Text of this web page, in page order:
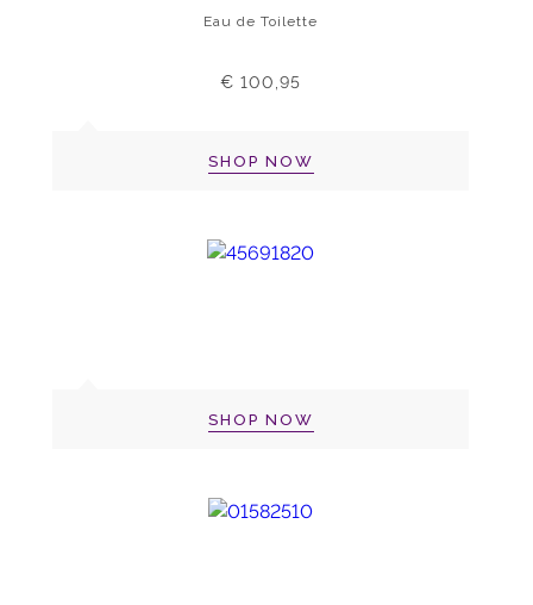
Eau de Toilette
€ 100,95
SHOP NOW
SHOP NOW